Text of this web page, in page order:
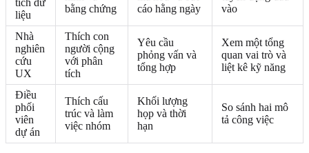
liệu
bằng chứng
cáo hằng ngày
vào
Nhà
nghiên
cứu
UX
Thích con
người cộng
với phân
tích
Yêu cầu
phỏng vấn và
tổng hợp
Xem một tổng
quan vai trò và
liệt kê kỹ năng
Điều
phối
viên
dự án
Thích cấu
trúc và làm
việc nhóm
Khối lượng
họp và thời
hạn
So sánh hai mô
tả công việc